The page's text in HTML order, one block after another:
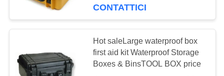
Cassetta di pronto
soccorso
dell'automobile
CONTATTICI
Hot saleLarge waterproof box
first aid kit Waterproof Storage
Boxes & BinsTOOL BOX price